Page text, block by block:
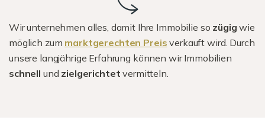
Wir unternehmen alles, damit Ihre Immobilie so zügigwie
möglich zum marktgerechten Preis verkauft wird. Durch
unsere langjährige Erfahrung können wir Immobilien
schnell und zielgerichtetvermitteln.